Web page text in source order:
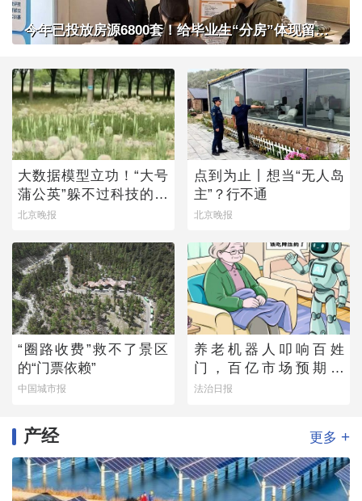
今年已投放房源6800套！给毕业生“分房”体现留人诚意
大数据模型立功！“大号
蒲公英”躲不过科技的火
眼金睛
北京晚报
点到为止丨想当“无人岛
主”？行不通
北京晚报
“圈路收费”救不了景区
的“门票依赖”
中国城市报
养老机器人叩响百姓
门，百亿市场预期下
的“理想”与“现实”
法治日报
产经 更多 +